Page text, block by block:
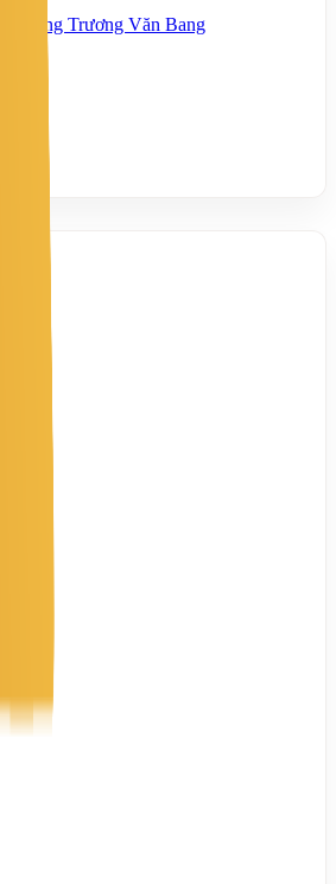
đường Trương Văn Bang